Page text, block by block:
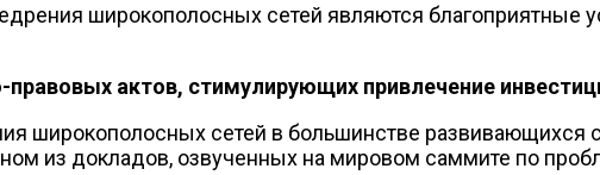
широкополосных сетей являются благоприятные
правовых актов, стимулирующих привлечение
широкополосных сетей в большинстве
из докладов, озвученных на мировом саммите по